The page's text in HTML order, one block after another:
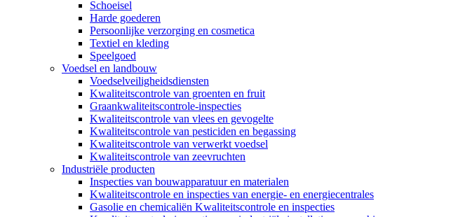
Schoeisel
Harde goederen
Persoonlijke verzorging en cosmetica
Textiel en kleding
Speelgoed
Voedsel en landbouw
Voedselveiligheidsdiensten
Kwaliteitscontrole van groenten en fruit
Graankwaliteitscontrole-inspecties
Kwaliteitscontrole van vlees en gevogelte
Kwaliteitscontrole van pesticiden en begassing
Kwaliteitscontrole van verwerkt voedsel
Kwaliteitscontrole van zeevruchten
Industriële producten
Inspecties van bouwapparatuur en materialen
Kwaliteitscontrole en inspecties van energie- en energiecentrales
Gasolie en chemicaliën Kwaliteitscontrole en inspecties